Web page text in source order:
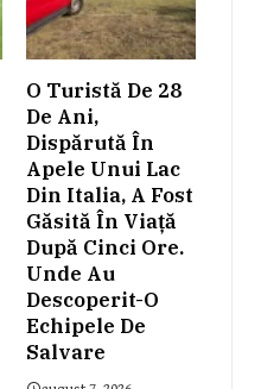
O Turistă De 28
De Ani,
Dispărută În
Apele Unui Lac
Din Italia, A Fost
Găsită În Viață
După Cinci Ore.
Unde Au
Descoperit-O
Echipele De
Salvare